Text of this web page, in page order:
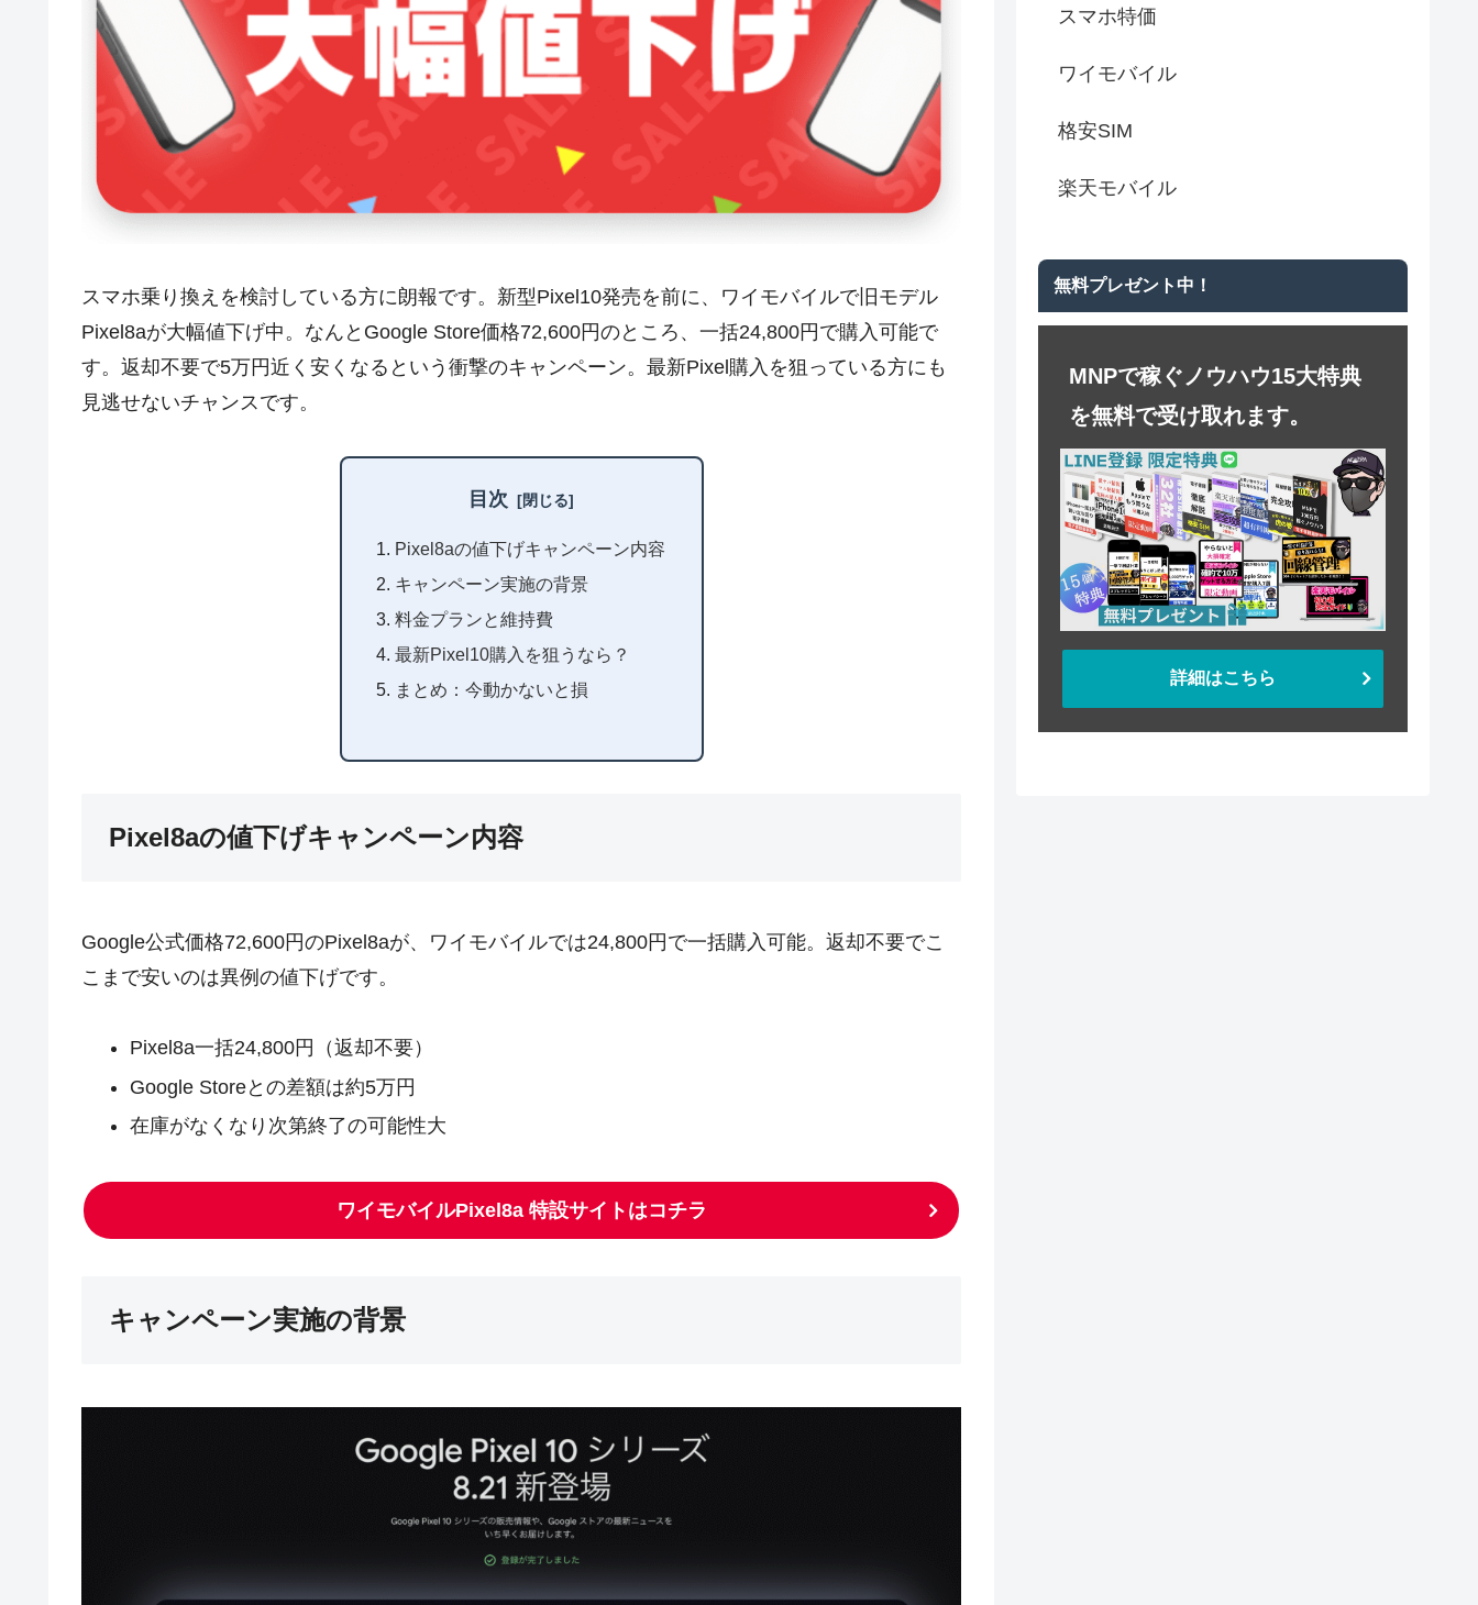
スマホ乗り換えを検討している方に朗報です。新型Pixel10発売を前に、ワイモバイルで旧モデル
Pixel8aが大幅値下げ中。なんとGoogle Store価格72,600円のところ、一括24,800円で購入可能で
す。返却不要で5万円近く安くなるという衝撃のキャンペーン。最新Pixel購入を狙っている方にも
見逃せないチャンスです。
目次
Pixel8aの値下げキャンペーン内容
キャンペーン実施の背景
料金プランと維持費
最新Pixel10購入を狙うなら？
まとめ：今動かないと損
Pixel8aの値下げキャンペーン内容
Google公式価格72,600円のPixel8aが、ワイモバイルでは24,800円で一括購入可能。返却不要でこ
こまで安いのは異例の値下げです。
Pixel8a一括24,800円（返却不要）
Google Storeとの差額は約5万円
在庫がなくなり次第終了の可能性大
ワイモバイルPixel8a 特設サイトはコチラ
キャンペーン実施の背景
スマホ特価
ワイモバイル
格安SIM
楽天モバイル
無料プレゼント中！
MNPで稼ぐノウハウ15大特典
を無料で受け取れます。
詳細はこちら